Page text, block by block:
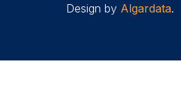
Design by Algardata.